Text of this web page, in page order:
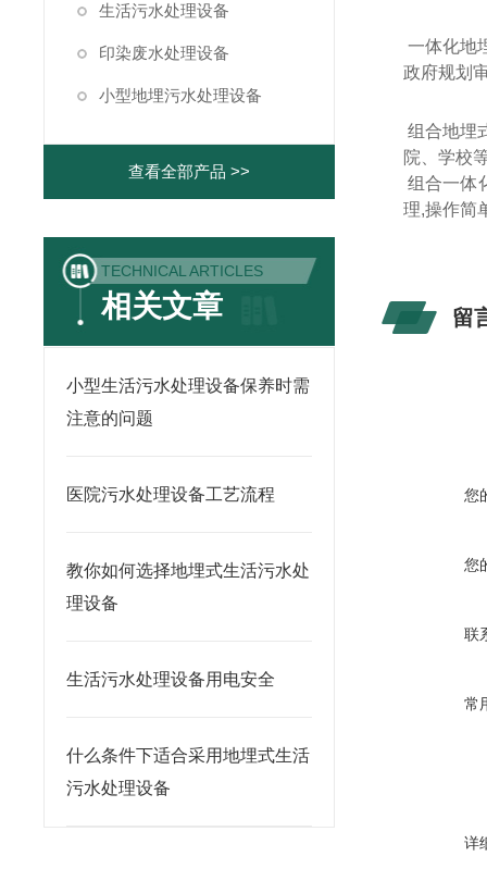
生活污水处理设备
印染废水处理设备
小型地埋污水处理设备
查看全部产品 >>
TECHNICAL ARTICLES
相关文章
小型生活污水处理设备保养时需
注意的问题
医院污水处理设备工艺流程
教你如何选择地埋式生活污水处
理设备
生活污水处理设备用电安全
什么条件下适合采用地埋式生活
污水处理设备
一体化地
政府规划
组合地埋
院、学校
组合一体
理,操作简
留
您
您
联
常
详